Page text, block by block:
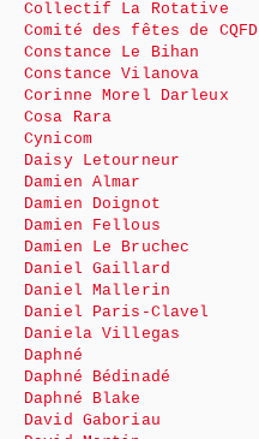
Collectif La Rotative
Comité des fêtes de CQFD
Constance Le Bihan
Constance Vilanova
Corinne Morel Darleux
Cosa Rara
Cynicom
Daisy Letourneur
Damien Almar
Damien Doignot
Damien Fellous
Damien Le Bruchec
Daniel Gaillard
Daniel Mallerin
Daniel Paris-Clavel
Daniela Villegas
Daphné
Daphné Bédinadé
Daphné Blake
David Gaboriau